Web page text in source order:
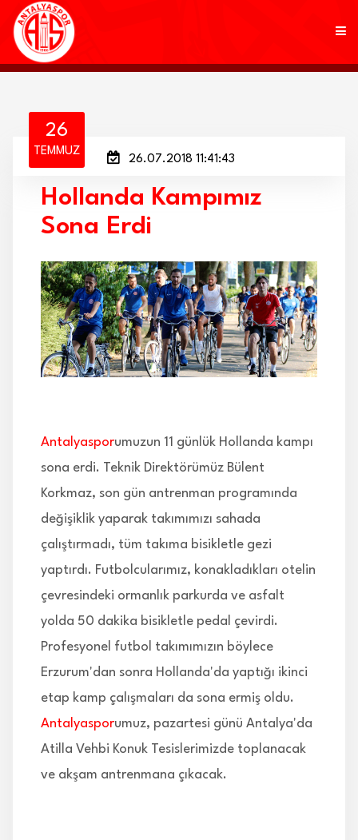
KULÜP
AKADEMİ
MARKALAR
TARAFTAR
BRANŞLAR
HABERLER
26
TEMMUZ
26.07.2018 11:41:43
Hollanda Kampımız
Sona Erdi
Antalyasporumuzun 11 günlük Hollanda kampı
sona erdi. Teknik Direktörümüz Bülent
Korkmaz, son gün antrenman programında
değişiklik yaparak takımımızı sahada
çalıştırmadı, tüm takıma bisikletle gezi
yaptırdı. Futbolcularımız, konakladıkları otelin
çevresindeki ormanlık parkurda ve asfalt
yolda 50 dakika bisikletle pedal çevirdi.
Profesyonel futbol takımımızın böylece
Erzurum'dan sonra Hollanda'da yaptığı ikinci
etap kamp çalışmaları da sona ermiş oldu.
Antalyasporumuz, pazartesi günü Antalya'da
Atilla Vehbi Konuk Tesislerimizde toplanacak
ve akşam antrenmana çıkacak.